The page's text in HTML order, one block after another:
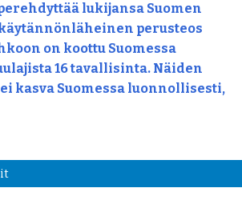
lukijansa Suomen
perusteos
on koottu Suomessa
16 tavallisinta. Näiden
kasva Suomessa luonnollisesti,